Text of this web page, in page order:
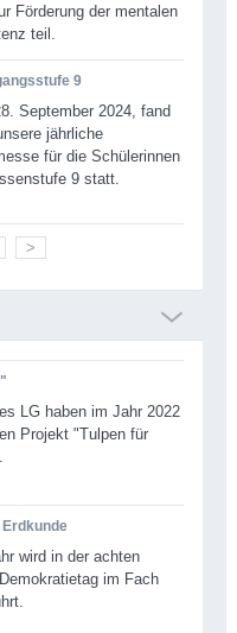
Förderung der mentalen
teil.
9
September 2024, fand
jährliche
für die Schülerinnen
9 statt.
>
LG haben im Jahr 2022
Projekt "Tulpen für
wird in der achten
im Fach